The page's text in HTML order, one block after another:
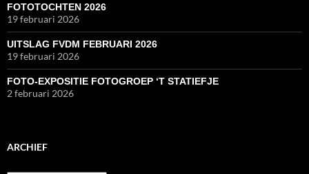
FOTOTOCHTEN 2026
19 februari 2026
UITSLAG FVDM FEBRUARI 2026
19 februari 2026
FOTO-EXPOSITIE FOTOGROEP ‘T STATIEFJE
2 februari 2026
ARCHIEF